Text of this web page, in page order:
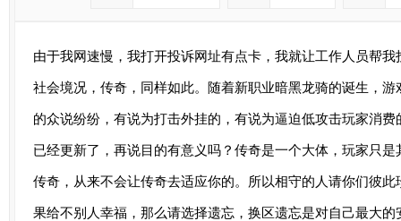
由于我网速慢，我打开投诉网址有点卡，我就让工作人员帮
社会境况，传奇，同样如此。随着新职业暗黑龙骑的诞生，
的众说纷纷，有说为打击外挂的，有说为逼迫低攻击玩家消
已经更新了，再说目的有意义吗？传奇是一个大体，玩家只
传奇，从来不会让传奇去适应你的。所以相守的人请你们彼
果给不别人幸福，那么请选择遗忘，换区遗忘是对自己最大的